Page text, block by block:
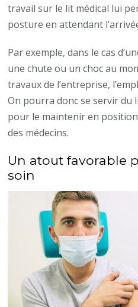
travail sur le lit médical lui
posture en attendant
Par exemple, dans le cas
une chute ou un choc au
travaux de l’entreprise,
On pourra donc se servir du
pour le maintenir en position
des médecins.
Un atout favorable
soin